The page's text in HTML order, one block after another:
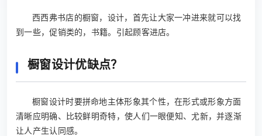
西西弗书店的橱窗，设计，首先让大家一冲进来就可以找
到一些，促销类的，书籍。引起顾客进店。
橱窗设计优缺点？
橱窗设计时要拼命地主体形象其个性，在形式或形象方面
清晰应明确、比较鲜明奇特，使人们一眼便知、尤新，并逐渐
让人产生认同感。